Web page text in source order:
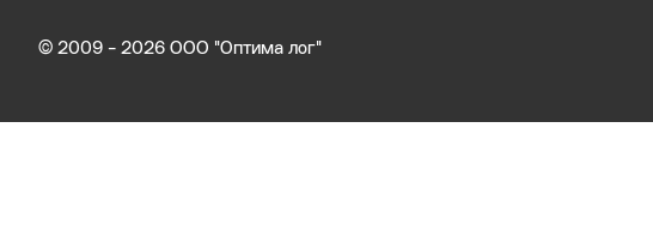
© 2009 - 2026 ООО "Оптима лог"